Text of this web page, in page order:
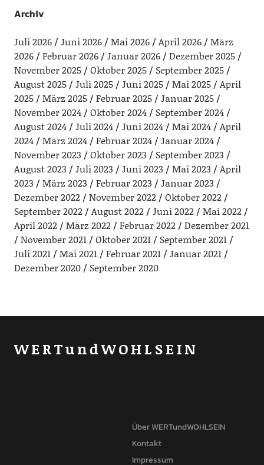
Archiv
Juli 2026 Juni 2026 Mai 2026 April 2026
März
2026
Februar 2026 Januar 2026
Dezember 2025
November 2025
Oktober 2025
September 2025
August 2025
Juli 2025 Juni 2025 Mai 2025
April
2025
März 2025 Februar 2025
Januar 2025
November 2024
Oktober 2024
September 2024
August 2024
Juli 2024 Juni 2024 Mai 2024
April
2024
März 2024 Februar 2024
Januar 2024
November 2023
Oktober 2023
September 2023
August 2023
Juli 2023 Juni 2023 Mai 2023
April
2023
März 2023 Februar 2023
Januar 2023
Dezember 2022
November 2022
Oktober 2022
September 2022
August 2022 Juni 2022
Mai 2022
April 2022
März 2022 Februar 2022
Dezember 2021
November 2021
Oktober 2021
September 2021
Juli 2021
Mai 2021 Februar 2021
Januar 2021
Dezember 2020
September 2020
WERTundWOHLSEIN
Über WERTundWOHLSEIN
Kontakt
Impressum